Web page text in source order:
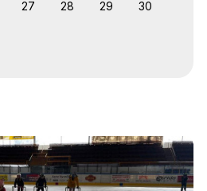
27 28 29 30